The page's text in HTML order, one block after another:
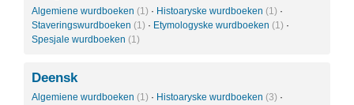
Algemiene wurdboeken (1) · Histoaryske wurdboeken (1) ·
Staveringswurdboeken (1) · Etymologyske wurdboeken (1) ·
Spesjale wurdboeken (1)
Deensk
Algemiene wurdboeken (1) · Histoaryske wurdboeken (3) ·